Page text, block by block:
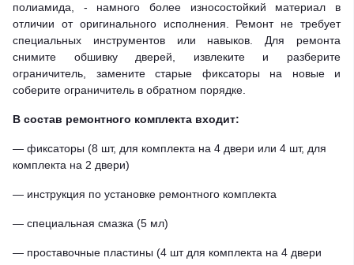
полиамида, - намного более износостойкий материал в
отличии от оригинального исполнения. Ремонт не требует
специальных инструментов или навыков. Для ремонта
снимите обшивку дверей, извлеките и разберите
ограничитель, замените старые фиксаторы на новые и
соберите ограничитель в обратном порядке.
В состав ремонтного комплекта входит:
— фиксаторы (8 шт, для комплекта на 4 двери или 4 шт, для
комплекта на 2 двери)
— инструкция по установке ремонтного комплекта
— специальная смазка (5 мл)
— проставочные пластины (4 шт для комплекта на 4 двери